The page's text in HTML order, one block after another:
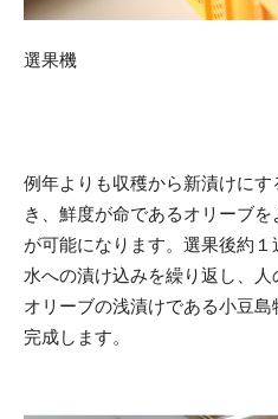
選果機
例年よりも収穫から新漬けに
き、鮮度が命であるオリーブ
が可能になります。選果後約
水への漬け込みを繰り返し、
オリーブの浅漬けである小豆
完成します。